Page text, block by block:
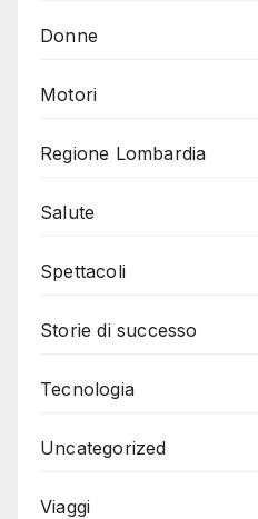
Donne
Motori
Regione Lombardia
Salute
Spettacoli
Storie di successo
Tecnologia
Uncategorized
Viaggi